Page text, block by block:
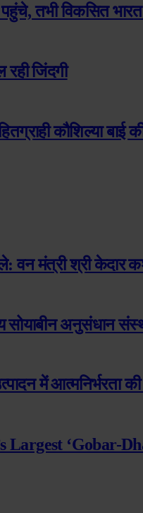
तभी विकसित
जिंदगी
कौशिल्या बाई
वन मंत्री श्री केदार
सोयाबीन अनुसंधान
में
Largest ‘Gobar-